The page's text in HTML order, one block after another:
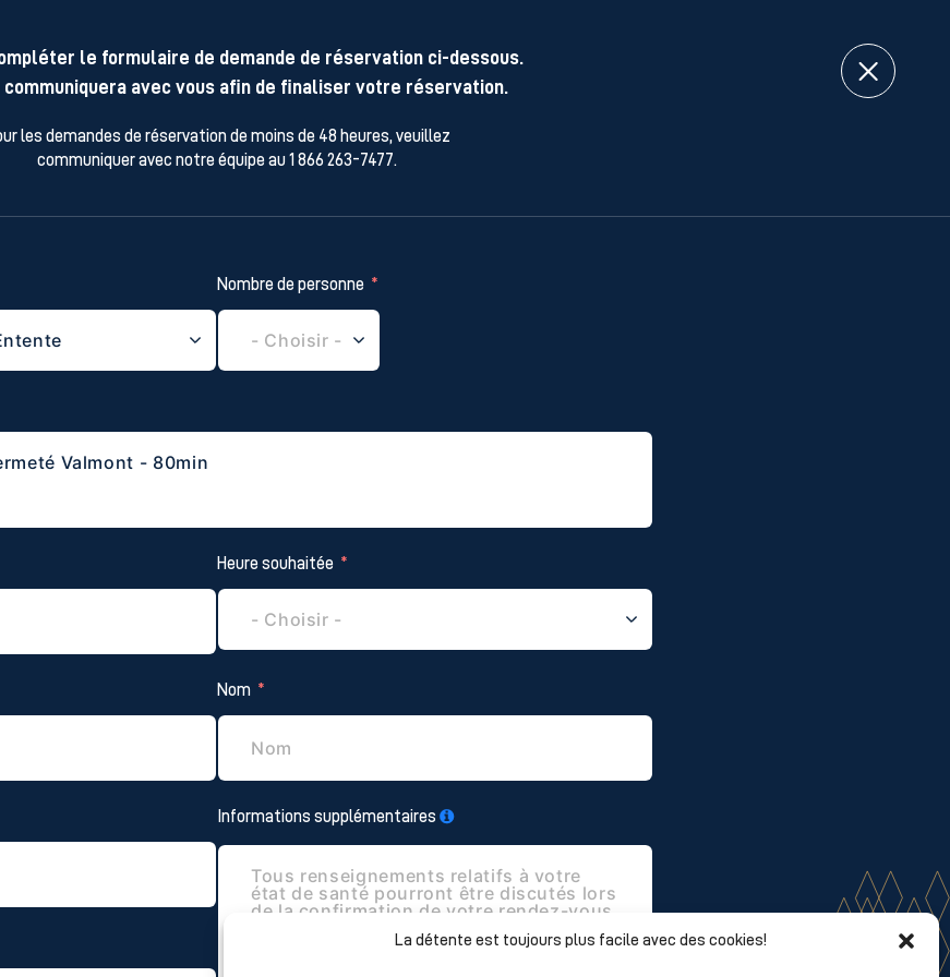
La détente est toujours plus facile avec des cookies!
le formulaire de demande de réservation ci-dessous.
communiquera avec vous afin de finaliser votre réservation.
les demandes de réservation de moins de 48 heures, veuillez
communiquer avec notre équipe au 1 866 263-7477.
Nombre de personne
Heure souhaitée
Nom
Informations supplémentaires